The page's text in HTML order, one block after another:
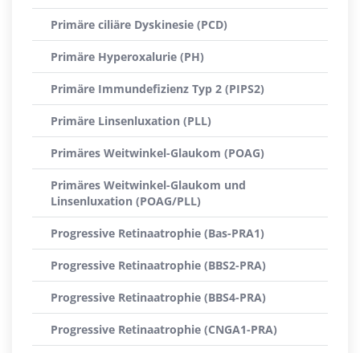
Primäre ciliäre Dyskinesie (PCD)
Primäre Hyperoxalurie (PH)
Primäre Immundefizienz Typ 2 (PIPS2)
Primäre Linsenluxation (PLL)
Primäres Weitwinkel-Glaukom (POAG)
Primäres Weitwinkel-Glaukom und
Linsenluxation (POAG/PLL)
Progressive Retinaatrophie (Bas-PRA1)
Progressive Retinaatrophie (BBS2-PRA)
Progressive Retinaatrophie (BBS4-PRA)
Progressive Retinaatrophie (CNGA1-PRA)